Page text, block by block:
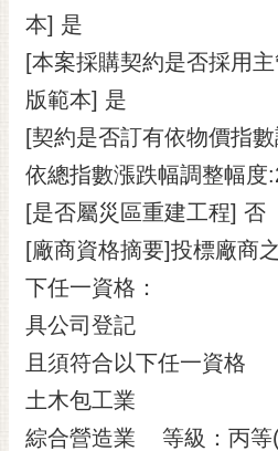
本] 是
[本案採購契約是否採用
版範本] 是
[契約是否訂有依物價指
依總指數漲跌幅調整幅度
[是否屬災區重建工程] 否
[廠商資格摘要]投標廠商
下任一資格：
具公司登記
且須符合以下任一資格
土木包工業
綜合營造業 等級：丙等